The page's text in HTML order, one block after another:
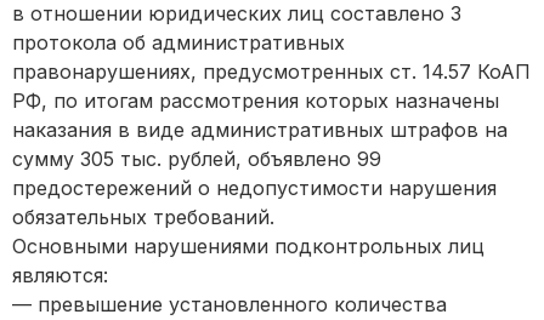
в отношении юридических лиц составлено 3
протокола об административных
правонарушениях, предусмотренных ст. 14.57 КоАП
РФ, по итогам рассмотрения которых назначены
наказания в виде административных штрафов на
сумму 305 тыс. рублей, объявлено 99
предостережений о недопустимости нарушения
обязательных требований.
Основными нарушениями подконтрольных лиц
являются:
— превышение установленного количества